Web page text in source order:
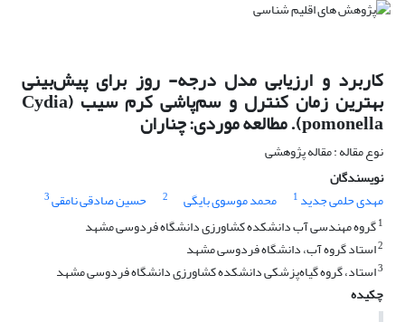
کاربرد و ارزیابی مدل درجه- روز برای پیش‌بینی
بهترین زمان کنترل و سم‌پاشی کرم سیب (Cydia
pomonella). مطالعه موردی: چناران
نوع مقاله : مقاله پژوهشی
نویسندگان
مهدی حلمی جدید 1 محمد موسوی بایگی 2 حسین صادقی نامقی3
1گروه مهندسی آب دانشکده کشاورزی دانشگاه فردوسی مشهد
2استاد گروه آب، دانشگاه فردوسی مشهد
3استاد، گروه گیاه‌پزشکی دانشکده کشاورزی دانشگاه فردوسی مشهد
چکیده